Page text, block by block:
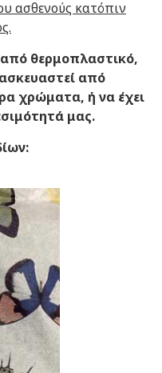
ασθενούς κατόπιν
θερμοπλαστικό,
από
χρώματα, ή να έχει
μας.